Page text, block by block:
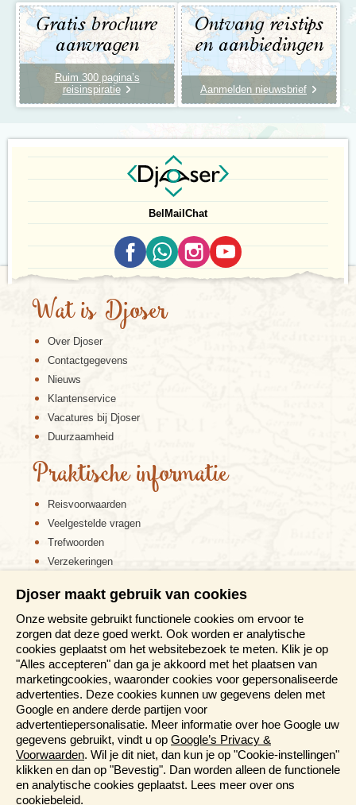
Gratis brochure
aanvragen
Ruim 300 pagina’s
reisinspiratie
Ontvang reistips
en aanbiedingen
Aanmelden nieuwsbrief
BelMailChat
Wat is Djoser
Over Djoser
Contactgegevens
Nieuws
Klantenservice
Vacatures bij Djoser
Duurzaamheid
Praktische informatie
Reisvoorwaarden
Veelgestelde vragen
Trefwoorden
Verzekeringen
Disclaimer
Cookiebeleid
Privacy verklaring
Reis en boek met Djoser zekerheid
Meer weten?
Brochures aanvragen
Informatiedagen
Magazine
Aanmelden nieuwsbrief
Djoser maakt gebruik van cookies
Onze website gebruikt functionele cookies om ervoor te
zorgen dat deze goed werkt. Ook worden er analytische
cookies geplaatst om het websitebezoek te meten. Klik je op
"Alles accepteren" dan ga je akkoord met het plaatsen van
marketingcookies, waaronder cookies voor gepersonaliseerde
advertenties. Deze cookies kunnen uw gegevens delen met
Google en andere derde partijen voor
advertentiepersonalisatie. Meer informatie over hoe Google uw
gegevens gebruikt, vindt u op Google’s Privacy &
Voorwaarden. Wil je dit niet, dan kun je op "Cookie-instellingen"
klikken en dan op "Bevestig". Dan worden alleen de functionele
en analytische cookies geplaatst. Lees meer over ons
cookiebeleid.